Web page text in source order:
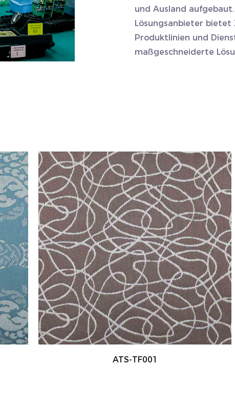
und Ausland
Lösungsanbieter bietet
Produktlinien und
maßgeschneiderte
ATS-TF002